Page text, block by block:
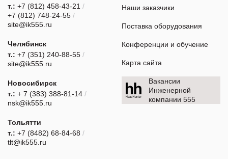
т.: +7 (812) 458-43-21 /
+7 (812) 748-24-55 /
site@ik555.ru
Челябинск
т.: +7 (351) 240-88-55 /
site@ik555.ru
Новосибирск
т.: + 7 (383) 388-81-14 /
nsk@ik555.ru
Тольятти
т.: +7 (8482) 68-84-68 /
tlt@ik555.ru
Наши заказчики
Поставка оборудования
Конференции и обучение
Карта сайта
Вакансии
Инженерной
компании 555